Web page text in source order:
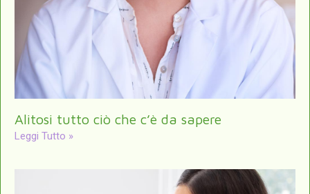
Alitosi tutto ciò che c’è da sapere
Leggi Tutto »